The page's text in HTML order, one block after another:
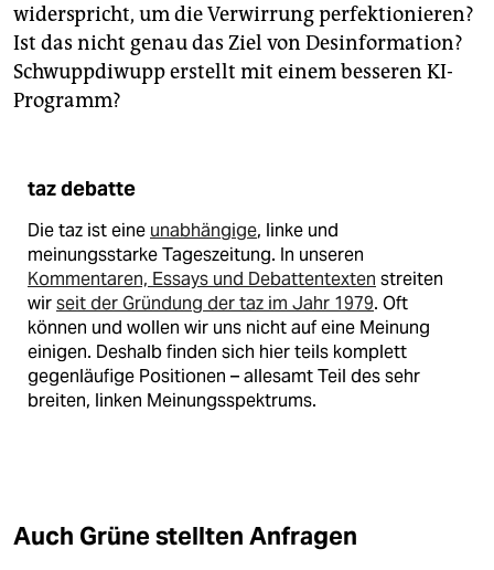
widerspricht, um die Verwirrung perfektionieren?
Ist das nicht genau das Ziel von Desinformation?
Schwuppdiwupp erstellt mit einem besseren KI-
Programm?
taz debatte
Die taz ist eine unabhängige, linke und
meinungsstarke Tageszeitung. In unseren
Kommentaren, Essays und Debattentexten streiten
wirseit der Gründung der taz im Jahr 1979. Oft
können und wollen wir uns nicht auf eine Meinung
einigen. Deshalb finden sich hier teils komplett
gegenläufige Positionen – allesamt Teil des sehr
breiten, linken Meinungsspektrums.
Auch Grüne stellten Anfragen